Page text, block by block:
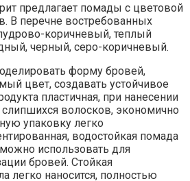
предлагает помады с цветовой
В перечне востребованных
коричневый, теплый
черный, серо-коричневый.
форму бровей,
цвет, создавать устойчивое
пластичная, при нанесении
волосков, экономично
упаковку легко
водостойкая помада
использовать для
бровей. Стойкая
легко наносится, полностью